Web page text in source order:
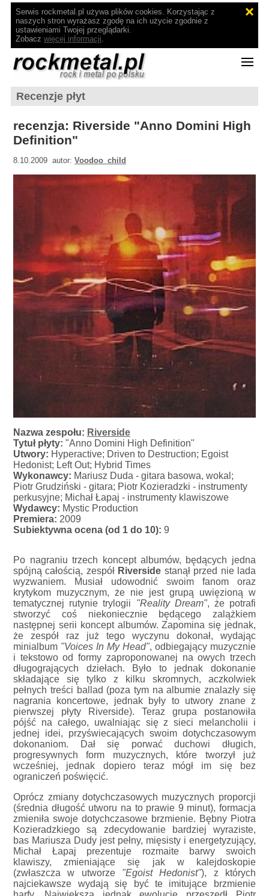
Serwis rockmetal.pl używa plików cookies. Korzystając z
naszych stron wyrażasz zgodę na ich użycie zgodnie z
ustawieniami Twojej przeglądarki.
Zobacz więcej informacji.
Recenzje płyt
recenzja: Riverside "Anno Domini High
Definition"
8.10.2009 autor:Voodoo_child
Nazwa zespołu: Riverside
Tytuł płyty: "Anno Domini High Definition"
Utwory: Hyperactive; Driven to Destruction; Egoist
Hedonist; Left Out; Hybrid Times
Wykonawcy: Mariusz Duda - gitara basowa, wokal;
Piotr Grudziński - gitara; Piotr Kozieradzki - instrumenty
perkusyjne; Michał Łapaj - instrumenty klawiszowe
Wydawcy: Mystic Production
Premiera: 2009
Subiektywna ocena (od 1 do 10): 9
Po nagraniu trzech koncept albumów, będących jedna
spójną całością, zespół Riverside stanął przed nie lada
wyzwaniem. Musiał udowodnić swoim fanom oraz
krytykom muzycznym, że nie jest grupą uwięzioną w
tematycznej rutynie trylogii "Reality Dream", że potrafi
stworzyć coś niekoniecznie będącego zalążkiem
następnej serii koncept albumów. Zapomina się jednak,
że zespół raz już tego wyczynu dokonał, wydając
minialbum "Voices In My Head", odbiegający muzycznie
i tekstowo od formy zaproponowanej na owych trzech
długogrających dziełach. Było to jednak dokonanie
składające się tylko z kilku skromnych, aczkolwiek
pełnych treści ballad (poza tym na albumie znalazły się
nagrania koncertowe, jednak były to utwory znane z
pierwszej płyty Riverside). Teraz grupa postanowiła
pójść na całego, uwalniając się z sieci melancholii i
jednej idei, przyświecających swoim dotychczasowym
dokonaniom. Dał się porwać duchowi długich,
progresywnych form muzycznych, które tworzył już
wcześniej, jednak dopiero teraz mógł im się bez
ograniczeń poświęcić.
Oprócz zmiany dotychczasowych muzycznych proporcji
(średnia długość utworu na to prawie 9 minut), formacja
zmieniła swoje dotychczasowe brzmienie. Bębny Piotra
Kozieradzkiego są zdecydowanie bardziej wyraziste,
bas Mariusza Dudy jest pełny, mięsisty i energetyzujący,
Michał Łapaj prezentuje rozmaite barwy swoich
klawiszy, zmieniające się jak w kalejdoskopie
(zwłaszcza w utworze "Egoist Hedonist"), z których
najciekawsze wydają się być te imitujące brzmienie